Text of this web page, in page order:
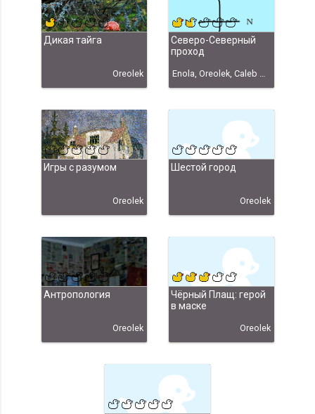
Дикая тайга
Oreolek
Северо-Северный
проход
Enola, Oreolek, Caleb Wilson
Игры с разумом
Oreolek
Шестой город
Oreolek
Антропология
Oreolek
Чёрный Плащ: герой
в маске
Oreolek